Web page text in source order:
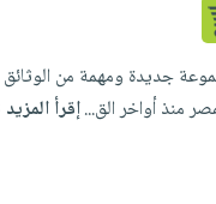
جديدة ومهمة من الوثائق
منذ أواخر الق...إقرأ